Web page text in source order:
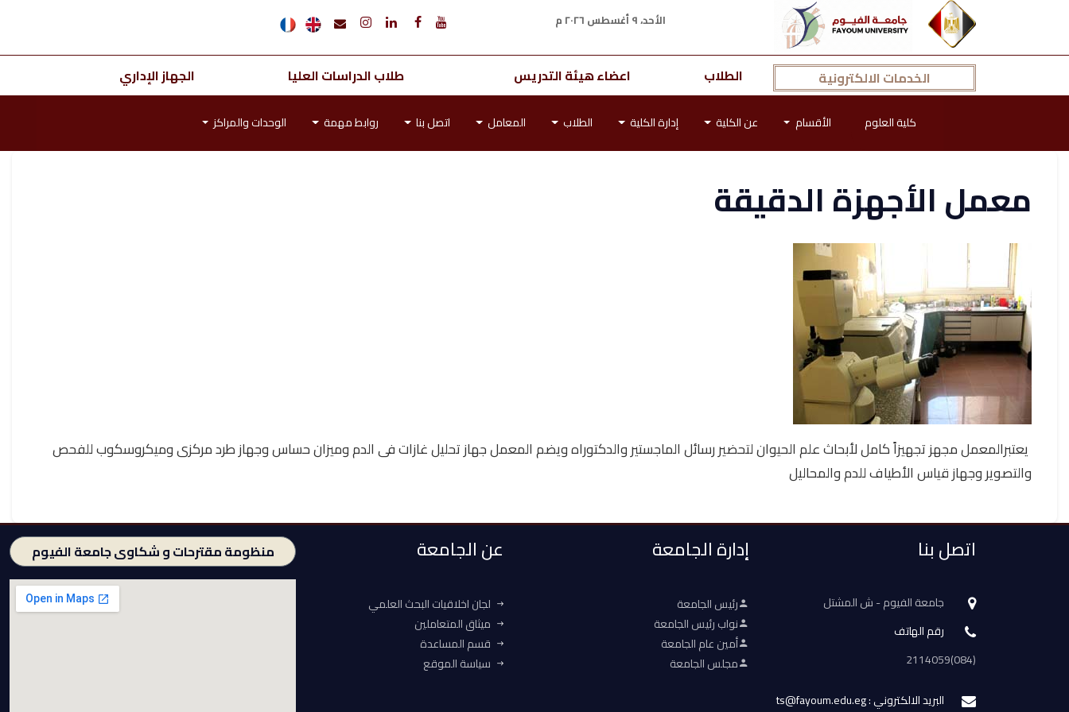
الأحد، ٩ أغسطس ٢٠٢٦ م
الخدمات الالكترونية الطلاب اعضاء هيئة التدريس طلاب الدراسات العليا الجهاز الإداري
كلية العلوم الأقسام عن الكلية إدارة الكلية الطلاب المعامل اتصل بنا روابط مهمة الوحدات والمراكز
معمل الأجهزة الدقيقة
يعتبرالمعمل مجهز تجهيزاً كامل لأبحاث علم الحيوان لتحضير رسائل الماجستير والدكتوراه ويضم المعمل جهاز تحليل غازات فى الدم وميزان حساس وجهاز طرد مركزى وميكروسكوب للفحص
والتصوير وجهاز قياس الأطياف للدم والمحاليل
اتصل بنا
جامعة الفيوم - ش المشتل
رقم الهاتف
(084)2114059
البريد الالكتروني : ts@fayoum.edu.eg
إدارة الجامعة
رئيس الجامعة
نواب رئيس الجامعة
أمين عام الجامعة
مجلس الجامعة
عن الجامعة
لجان اخلاقيات البحث العلمي
ميثاق المتعاملين
قسم المساعدة
سياسة الموقع
منظومة مقترحات و شكاوى جامعة الفيوم